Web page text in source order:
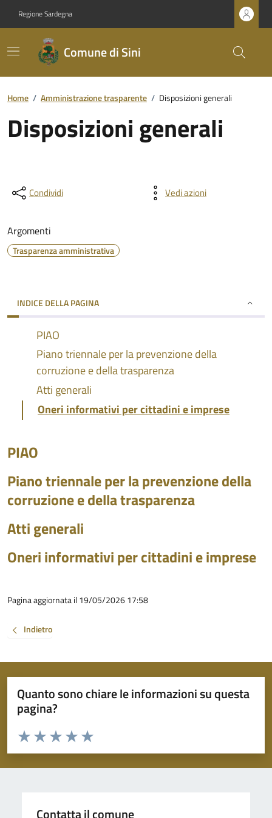
Regione Sardegna
Comune di Sini
Home / Amministrazione trasparente / Disposizioni generali
Disposizioni generali
Condividi Vedi azioni
Argomenti
Trasparenza amministrativa
INDICE DELLA PAGINA
PIAO
Piano triennale per la prevenzione della
corruzione e della trasparenza
Atti generali
Oneri informativi per cittadini e imprese
PIAO
Piano triennale per la prevenzione della
corruzione e della trasparenza
Atti generali
Oneri informativi per cittadini e imprese
Pagina aggiornata il 19/05/2026 17:58
Indietro
Quanto sono chiare le informazioni su questa
pagina?
Valuta da 1 a 5 stelle la pagina
Valuta 5 stelle su 5
Valuta 4 stelle su 5
Valuta 3 stelle su 5
Valuta 2 stelle su 5
Valuta 1 stelle su 5
Contatta il comune